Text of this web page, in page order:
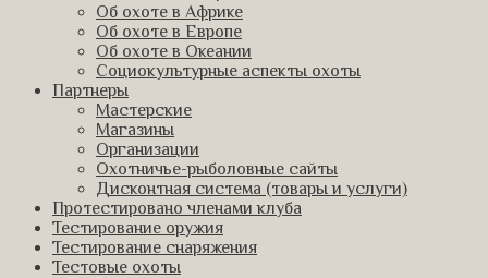
Об охоте в Африке
Об охоте в Европе
Об охоте в Океании
Социокультурные аспекты охоты
Партнеры
Мастерские
Магазины
Организации
Охотничье-рыболовные сайты
Дисконтная система (товары и услуги)
Протестировано членами клуба
Тестирование оружия
Тестирование снаряжения
Тестовые охоты